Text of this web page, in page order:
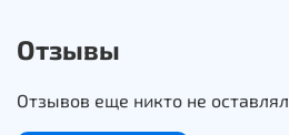
Отзывы
Отзывов еще никто не оставлял